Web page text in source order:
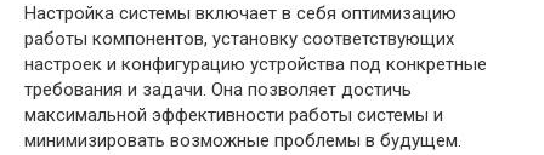
Настройка системы включает в себя оптимизацию
работы компонентов, установку соответствующих
настроек и конфигурацию устройства под конкретные
требования и задачи. Она позволяет достичь
максимальной эффективности работы системы и
минимизировать возможные проблемы в будущем.